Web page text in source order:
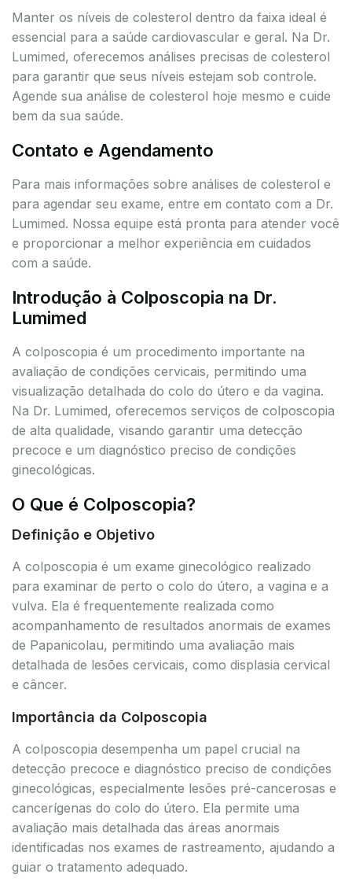
Manter os níveis de colesterol dentro da faixa ideal é
essencial para a saúde cardiovascular e geral. Na Dr.
Lumimed, oferecemos análises precisas de colesterol
para garantir que seus níveis estejam sob controle.
Agende sua análise de colesterol hoje mesmo e cuide
bem da sua saúde.
Contato e Agendamento
Para mais informações sobre análises de colesterol e
para agendar seu exame, entre em contato com a Dr.
Lumimed. Nossa equipe está pronta para atender você
e proporcionar a melhor experiência em cuidados
com a saúde.
Introdução à Colposcopia na Dr.
Lumimed
A colposcopia é um procedimento importante na
avaliação de condições cervicais, permitindo uma
visualização detalhada do colo do útero e da vagina.
Na Dr. Lumimed, oferecemos serviços de colposcopia
de alta qualidade, visando garantir uma detecção
precoce e um diagnóstico preciso de condições
ginecológicas.
O Que é Colposcopia?
Definição e Objetivo
A colposcopia é um exame ginecológico realizado
para examinar de perto o colo do útero, a vagina e a
vulva. Ela é frequentemente realizada como
acompanhamento de resultados anormais de exames
de Papanicolau, permitindo uma avaliação mais
detalhada de lesões cervicais, como displasia cervical
e câncer.
Importância da Colposcopia
A colposcopia desempenha um papel crucial na
detecção precoce e diagnóstico preciso de condições
ginecológicas, especialmente lesões pré-cancerosas e
cancerígenas do colo do útero. Ela permite uma
avaliação mais detalhada das áreas anormais
identificadas nos exames de rastreamento, ajudando a
guiar o tratamento adequado.